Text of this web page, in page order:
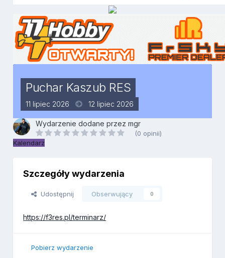
Puchar Kaszub RES
11 lipiec 2026 12 lipiec 2026
Wydarzenie dodane przezmgr
(0 opinii)
Kalendarz
Szczegóły wydarzenia
Udostępnij Obserwujący 0
https://f3res.pl/terminarz/
Pobierz wydarzenie